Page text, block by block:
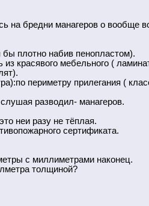
на бредни манагеров о вообще
плотно набив пенопластом).
красявого мебельного (
периметру прилегания (
разводил- манагеров.
неи разу не тёплая.
сертификата.
с миллиметрами наконец.
толщиной?